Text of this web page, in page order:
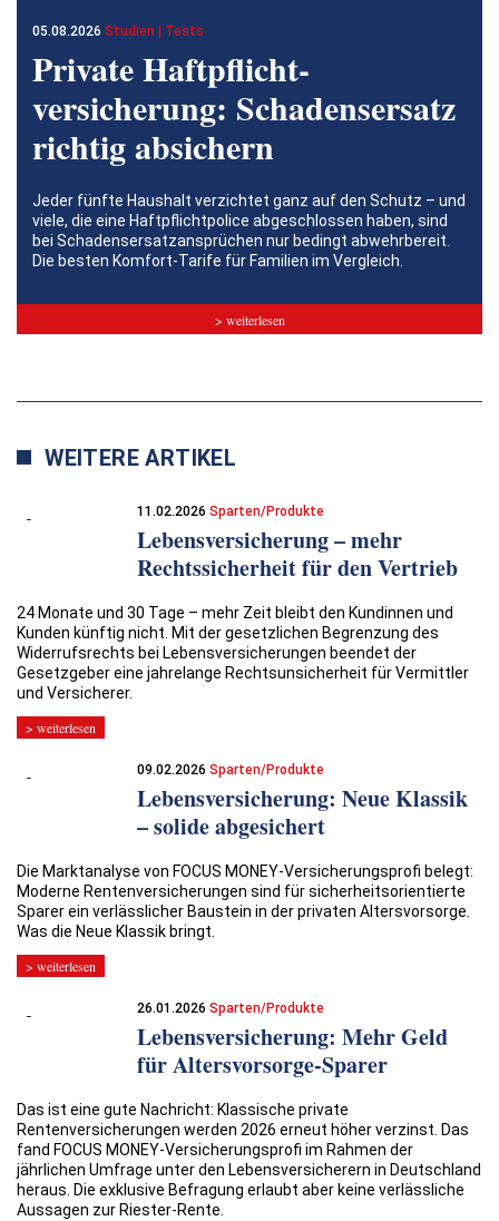
05.08.2026 Studien | Tests
Private Haftpflicht­
versicherung: Schadensersatz
richtig absichern
Jeder fünfte Haushalt verzichtet ganz auf den Schutz – und
viele, die eine Haftpflichtpolice abgeschlossen haben, sind
bei Schadensersatzansprüchen nur bedingt abwehrbereit.
Die besten Komfort-Tarife für Familien im Vergleich.
> weiterlesen
WEITERE ARTIKEL
11.02.2026Sparten/Produkte
Lebensversicherung – mehr
Rechtssicherheit für den Vertrieb
24 Monate und 30 Tage – mehr Zeit bleibt den Kundinnen und
Kunden künftig nicht. Mit der gesetzlichen Begrenzung des
Widerrufsrechts bei Lebensversicherungen beendet der
Gesetzgeber eine jahrelange Rechtsunsicherheit für Vermittler
und Versicherer.
> weiterlesen
09.02.2026Sparten/Produkte
Lebensversicherung: Neue Klassik
– solide abgesichert
Die Marktanalyse von FOCUS MONEY-Versicherungsprofi belegt:
Moderne Rentenversicherungen sind für sicherheitsorientierte
Sparer ein verlässlicher Baustein in der privaten Altersvorsorge.
Was die Neue Klassik bringt.
> weiterlesen
26.01.2026Sparten/Produkte
Lebensversicherung: Mehr Geld
für Altersvorsorge-Sparer
Das ist eine gute Nachricht: Klassische private
Rentenversicherungen werden 2026 erneut höher verzinst. Das
fand FOCUS MONEY-Versicherungsprofi im Rahmen der
jährlichen Umfrage unter den Lebensversicherern in Deutschland
heraus. Die exklusive Befragung erlaubt aber keine verlässliche
Aussagen zur Riester-Rente.